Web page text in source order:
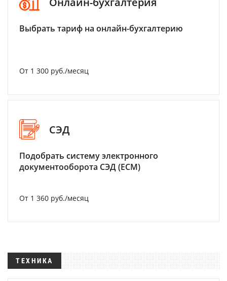
Выбрать тариф на онлайн-бухгалтерию
От 1 300 руб./месяц
СЭД
Подобрать систему электронного
документооборота СЭД (ECM)
От 1 360 руб./месяц
ТЕХНИКА